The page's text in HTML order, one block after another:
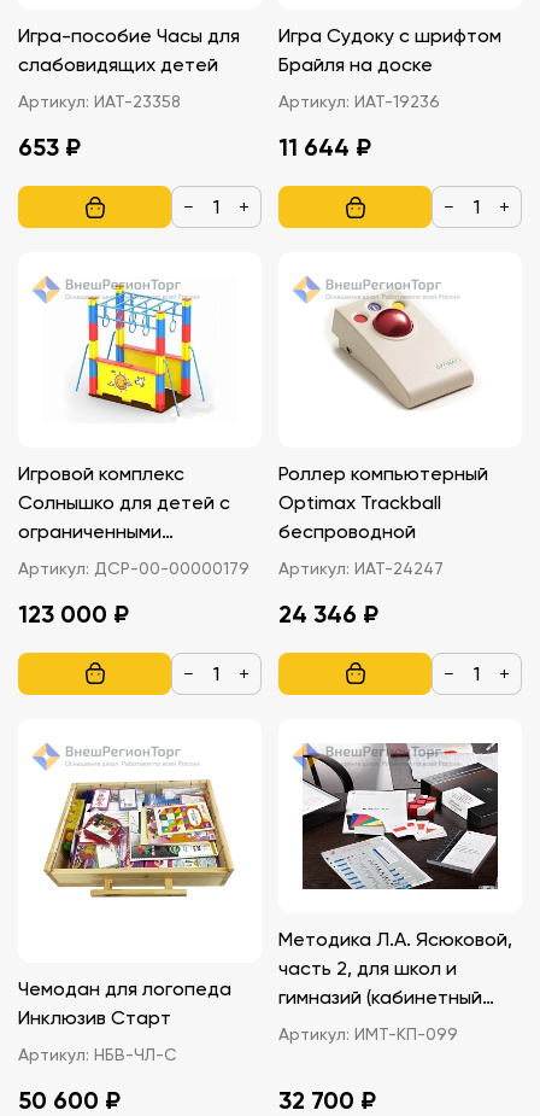
Игра-пособие Часы для
слабовидящих детей
Артикул: ИАТ-23358
653 ₽
− +
Игра Судоку с шрифтом
Брайля на доске
Артикул: ИАТ-19236
11 644 ₽
− +
Игровой комплекс
Солнышко для детей с
ограниченными
возможностями
Артикул: ДСР-00-00000179
123 000 ₽
− +
Роллер компьютерный
Optimax Trackball
беспроводной
Артикул: ИАТ-24247
24 346 ₽
− +
Чемодан для логопеда
Инклюзив Старт
Артикул: НБВ-ЧЛ-С
50 600 ₽
Методика Л.А. Ясюковой,
часть 2, для школ и
гимназий (кабинетный
вариант)
Артикул: ИМТ-КП-099
32 700 ₽